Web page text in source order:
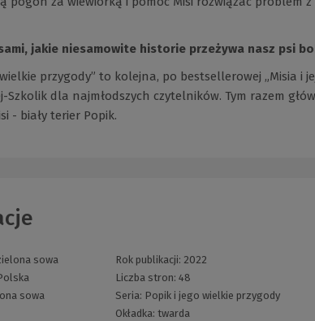
jakie niesamowite historie przeżywa nasz psi
przygody” to kolejna, po bestsellerowej „Misia i
Szkolik dla najmłodszych czytelników. Tym razem
- biały terier Popik.
sowa
sowa
Rok publikacji: 2022
Liczba stron:48
Seria: Popik i jego wielkie przygody
Okładka:twarda